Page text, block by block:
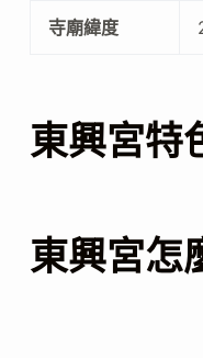
寺廟緯度
東興宮特
東興宮怎